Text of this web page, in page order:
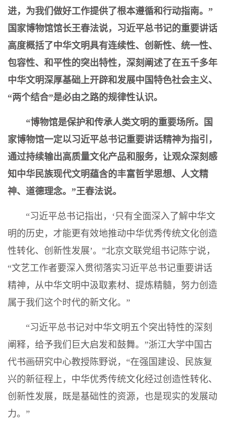
进，为我们做好工作提供了根本遵循和行动指南。”
国家博物馆馆长王春法说，习近平总书记的重要讲话
高度概括了中华文明具有连续性、创新性、统一性、
包容性、和平性的突出特性，深刻阐述了在五千多年
中华文明深厚基础上开辟和发展中国特色社会主义、
“两个结合”是必由之路的规律性认识。
“博物馆是保护和传承人类文明的重要场所。国
家博物馆一定以习近平总书记重要讲话精神为指引，
通过持续输出高质量文化产品和服务，让观众深刻感
知中华民族现代文明蕴含的丰富哲学思想、人文精
神、道德理念。”王春法说。
“习近平总书记指出，‘只有全面深入了解中华文
明的历史，才能更有效地推动中华优秀传统文化创造
性转化、创新性发展’。”北京文联党组书记陈宁说，
“文艺工作者要深入贯彻落实习近平总书记重要讲话
精神，从中华文明中汲取素材、提炼精髓，努力创造
属于我们这个时代的新文化。”
“习近平总书记对中华文明五个突出特性的深刻
阐释，给予我们巨大启发和鼓舞。”浙江大学中国古
代书画研究中心教授陈野说，“在强国建设、民族复
兴的新征程上，中华优秀传统文化经过创造性转化、
创新性发展，既是基础性的资源，也是现实的发展动
力。”